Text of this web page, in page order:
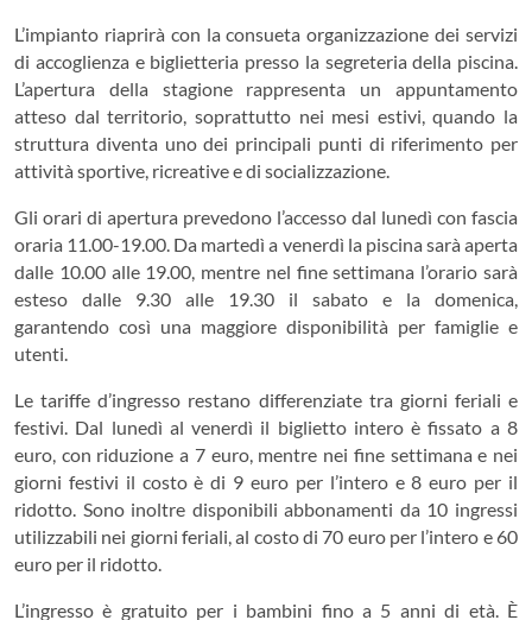
L’impianto riaprirà con la consueta organizzazione dei servizi
di accoglienza e biglietteria presso la segreteria della piscina.
L’apertura della stagione rappresenta un appuntamento
atteso dal territorio, soprattutto nei mesi estivi, quando la
struttura diventa uno dei principali punti di riferimento per
attività sportive, ricreative e di socializzazione.
Gli orari di apertura prevedono l’accesso dal lunedì con fascia
oraria 11.00-19.00. Da martedì a venerdì la piscina sarà aperta
dalle 10.00 alle 19.00, mentre nel fine settimana l’orario sarà
esteso dalle 9.30 alle 19.30 il sabato e la domenica,
garantendo così una maggiore disponibilità per famiglie e
utenti.
Le tariffe d’ingresso restano differenziate tra giorni feriali e
festivi. Dal lunedì al venerdì il biglietto intero è fissato a 8
euro, con riduzione a 7 euro, mentre nei fine settimana e nei
giorni festivi il costo è di 9 euro per l’intero e 8 euro per il
ridotto. Sono inoltre disponibili abbonamenti da 10 ingressi
utilizzabili nei giorni feriali, al costo di 70 euro per l’intero e 60
euro per il ridotto.
L’ingresso è gratuito per i bambini fino a 5 anni di età. È